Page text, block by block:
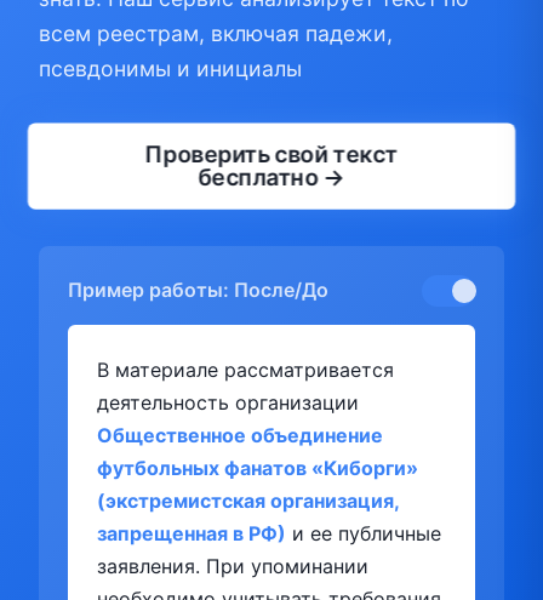
всем реестрам, включая падежи,
псевдонимы и инициалы
Проверить свой текст
бесплатно →
Пример работы: После/До
В материале рассматривается
деятельность организации
Общественное объединение
футбольных фанатов «Киборги»
(экстремистская организация,
запрещенная в РФ) и ее публичные
заявления. При упоминании